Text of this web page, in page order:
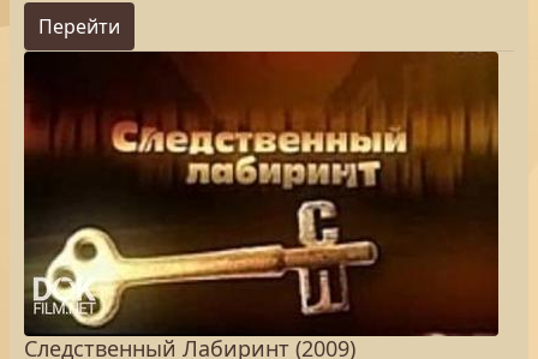
Перейти
Следственный Лабиринт (2009)